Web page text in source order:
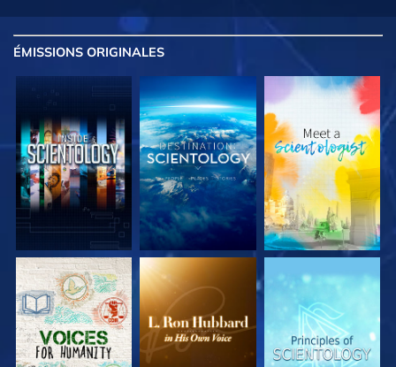
ÉMISSIONS ORIGINALES
DÉCOUVRIR LES
SÉRIES
DÉCOUVRIR LES
SÉRIES
DÉCOUVRIR LES
SÉRIES